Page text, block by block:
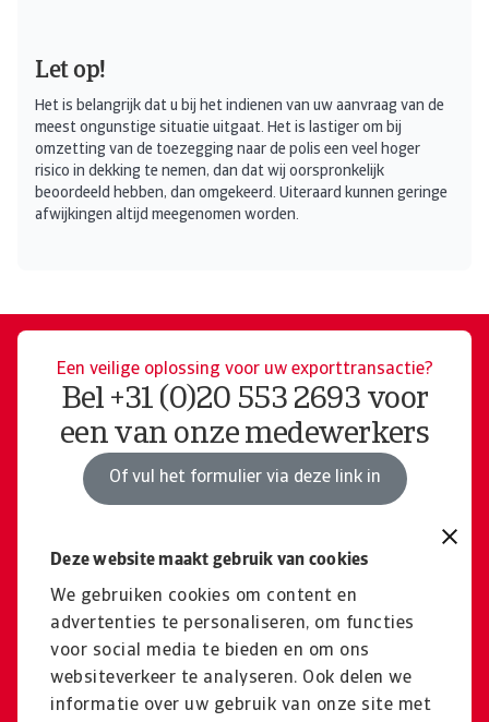
Deze website maakt gebruik van cookies
We gebruiken cookies om content en
advertenties te personaliseren, om functies
voor social media te bieden en om ons
websiteverkeer te analyseren. Ook delen we
informatie over uw gebruik van onze site met
Let op!
Het is belangrijk dat u bij het indienen van uw aanvraag van de
meest ongunstige situatie uitgaat. Het is lastiger om bij
omzetting van de toezegging naar de polis een veel hoger
risico in dekking te nemen, dan dat wij oorspronkelijk
beoordeeld hebben, dan omgekeerd. Uiteraard kunnen geringe
afwijkingen altijd meegenomen worden.
Een veilige oplossing voor uw exporttransactie?
Bel +31 (0)20 553 2693 voor
een van onze medewerkers
Of vul het formulier via deze link in
Niet gevonden wat u zocht?
Terug naar het algemene
productoverzicht
Productoverzicht